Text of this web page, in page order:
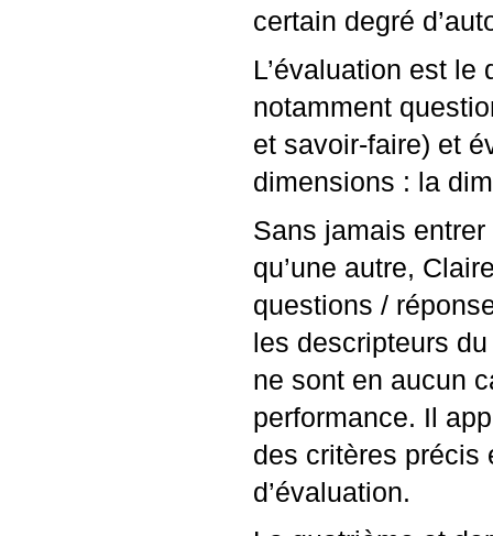
certain degré
L’évaluation est
notamment
et savoir-faire) et
dimensions : la
Sans jamais
qu’une autre,
questions /
les descripteurs
ne sont en aucun
performance. Il
des critères précis
d’évaluation.